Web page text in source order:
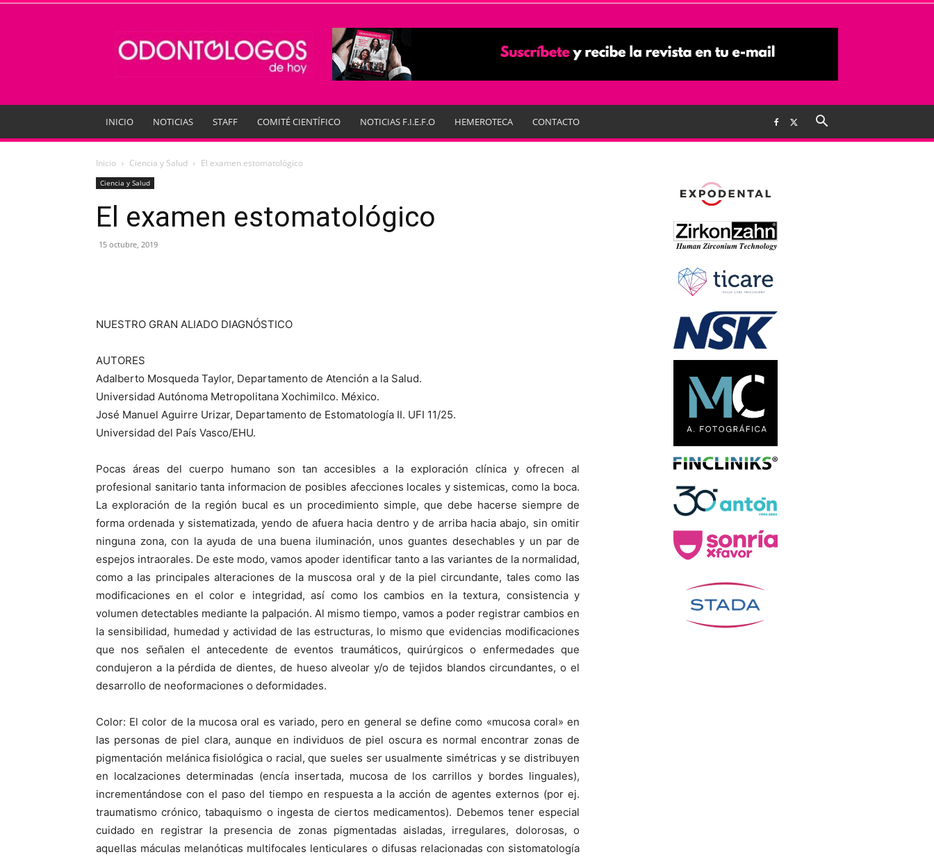
de
Hoy
INICIO NOTICIAS STAFF COMITÉ CIENTÍFICO NOTICIAS F.I.E.F.O HEMEROTECA CONTACTO
Inicio Ciencia y Salud El examen estomatológico
Ciencia y Salud
El examen estomatológico
15 octubre, 2019
NUESTRO GRAN ALIADO DIAGNÓSTICO
AUTORES
Adalberto Mosqueda Taylor, Departamento de Atención a la Salud.
Universidad Autónoma Metropolitana Xochimilco. México.
José Manuel Aguirre Urizar, Departamento de Estomatología II. UFI 11/25.
Universidad del País Vasco/EHU.
Pocas áreas del cuerpo humano son tan accesibles a la exploración clínica y ofrecen al
profesional sanitario tanta informacion de posibles afecciones locales y sistemicas, como la boca.
La exploración de la región bucal es un procedimiento simple, que debe hacerse siempre de
forma ordenada y sistematizada, yendo de afuera hacia dentro y de arriba hacia abajo, sin omitir
ninguna zona, con la ayuda de una buena iluminación, unos guantes desechables y un par de
espejos intraorales. De este modo, vamos apoder identificar tanto a las variantes de la normalidad,
como a las principales alteraciones de la muscosa oral y de la piel circundante, tales como las
modificaciones en el color e integridad, así como los cambios en la textura, consistencia y
volumen detectables mediante la palpación. Al mismo tiempo, vamos a poder registrar cambios en
la sensibilidad, humedad y actividad de las estructuras, lo mismo que evidencias modificaciones
que nos señalen el antecedente de eventos traumáticos, quirúrgicos o enfermedades que
condujeron a la pérdida de dientes, de hueso alveolar y/o de tejidos blandos circundantes, o el
desarrollo de neoformaciones o deformidades.
Color: El color de la mucosa oral es variado, pero en general se define como «mucosa coral» en
las personas de piel clara, aunque en individuos de piel oscura es normal encontrar zonas de
pigmentación melánica fisiológica o racial, que sueles ser usualmente simétricas y se distribuyen
en localzaciones determinadas (encía insertada, mucosa de los carrillos y bordes linguales),
incrementándose con el paso del tiempo en respuesta a la acción de agentes externos (por ej.
traumatismo crónico, tabaquismo o ingesta de ciertos medicamentos). Debemos tener especial
cuidado en registrar la presencia de zonas pigmentadas aisladas, irregulares, dolorosas, o
aquellas máculas melanóticas multifocales lenticulares o difusas relacionadas con sistomatología